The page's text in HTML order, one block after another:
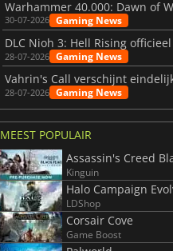
30-07-2026 Gaming News
DLC Nioh 3: Hell Rising
28-07-2026 Gaming News
28-07-2026 Gaming News
MEEST POPULAIR
Kinguin
Halo Campaign
LDShop
Corsair Cove
Game Boost